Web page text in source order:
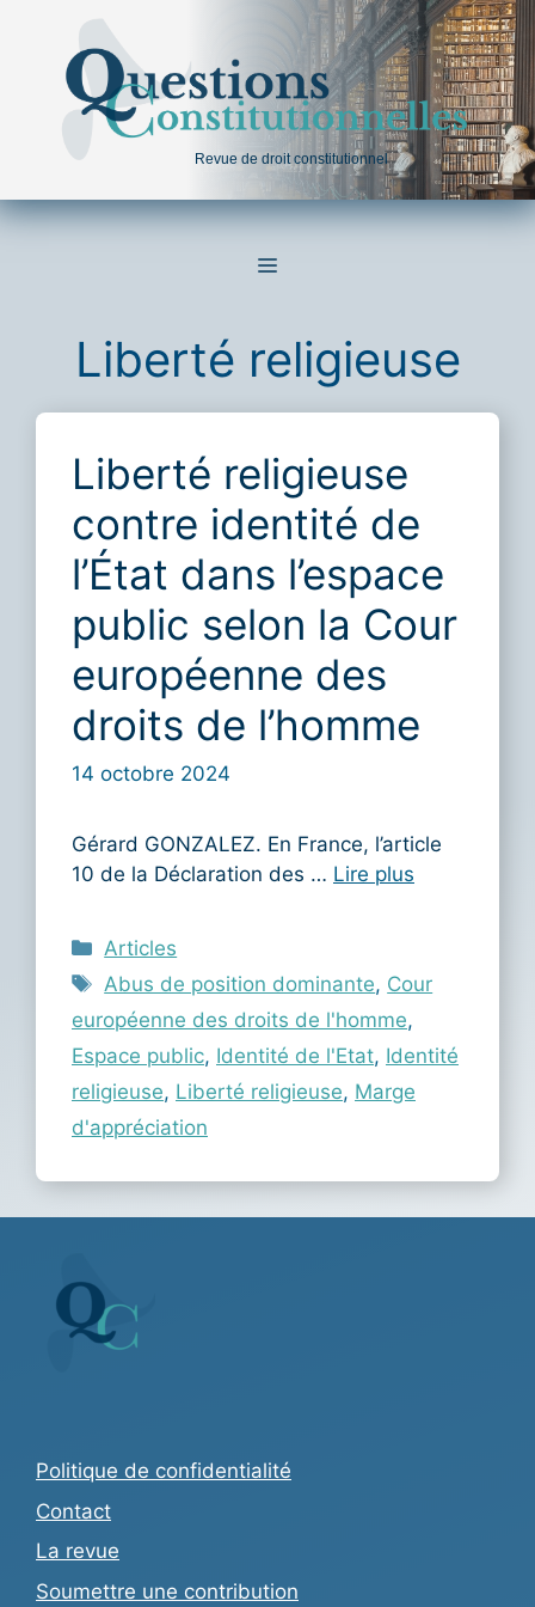
contenu
Revue de droit constitutionnel
MENU
Liberté religieuse
Liberté religieuse
contre identité de
l’État dans l’espace
public selon la Cour
européenne des
droits de l’homme
14 octobre 2024
Gérard GONZALEZ. En France, l’article
10 de la Déclaration des … Lire plus
Catégories
Articles
Étiquettes
Abus de position dominante, Cour
européenne des droits de l'homme,
Espace public, Identité de l'Etat, Identité
religieuse, Liberté religieuse, Marge
d'appréciation
Politique de confidentialité
Contact
La revue
Soumettre une contribution